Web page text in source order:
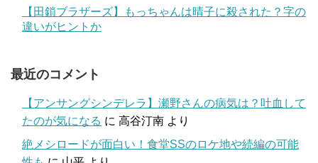
【田鎖ブラザーズ】もっちゃんは晴子に殺された？字の
違いがヒントか
最近のコメント
【アンサングシンデレラ】瀬野さんの病気は？吐血して
たのが気になる に 高谷汀南 より
絶メシロードが面白い！食堂SSのロケ地や続編の可能